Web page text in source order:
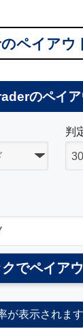
ペイアウ
のペイ
判
でペイア
が表示されます